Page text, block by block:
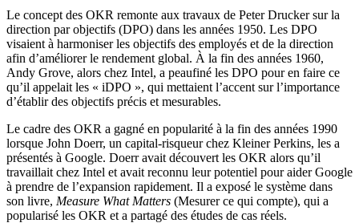
Le concept des OKR remonte aux travaux de Peter Drucker sur la
direction par objectifs (DPO) dans les années 1950. Les DPO
visaient à harmoniser les objectifs des employés et de la direction
afin d’améliorer le rendement global. À la fin des années 1960,
Andy Grove, alors chez Intel, a peaufiné les DPO pour en faire ce
qu’il appelait les « iDPO », qui mettaient l’accent sur l’importance
d’établir des objectifs précis et mesurables.
Le cadre des OKR a gagné en popularité à la fin des années 1990
lorsque John Doerr, un capital-risqueur chez Kleiner Perkins, les a
présentés à Google. Doerr avait découvert les OKR alors qu’il
travaillait chez Intel et avait reconnu leur potentiel pour aider Google
à prendre de l’expansion rapidement. Il a exposé le système dans
son livre, Measure What Matters (Mesurer ce qui compte), qui a
popularisé les OKR et a partagé des études de cas réels.